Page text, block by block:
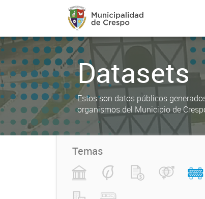
Datasets
Estos son datos públicos
organismos del Municipio de
Temas